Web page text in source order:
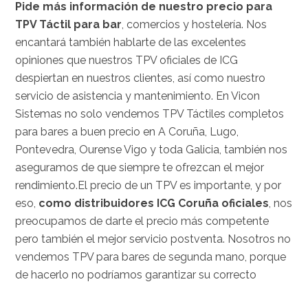
Pide más información de nuestro precio para
TPV Táctil para bar , comercios y hostelería. Nos
encantará también hablarte de las excelentes
opiniones que nuestros TPV oficiales de ICG
despiertan en nuestros clientes, así como nuestro
servicio de asistencia y mantenimiento. En Vicon
Sistemas no solo vendemos TPV Táctiles completos
para bares a buen precio en A Coruña, Lugo,
Pontevedra, Ourense Vigo y toda Galicia, también nos
aseguramos de que siempre te ofrezcan el mejor
rendimiento.El precio de un TPV es importante, y por
eso, como distribuidores ICG Coruña oficiales , nos
preocupamos de darte el precio más competente
pero también el mejor servicio postventa. Nosotros no
vendemos TPV para bares de segunda mano, porque
de hacerlo no podríamos garantizar su correcto